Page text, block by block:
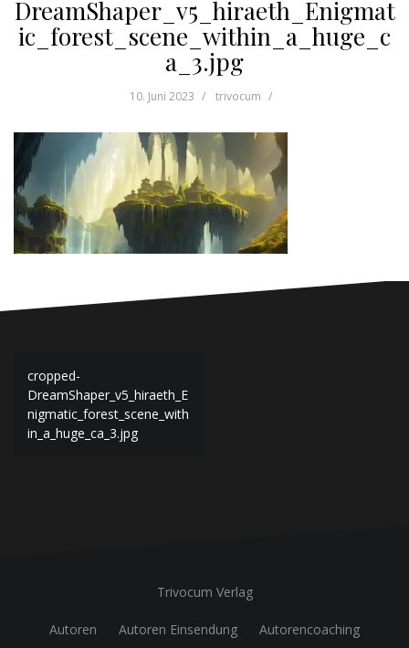
DreamShaper_v5_hiraeth_Enigmat
ic_forest_scene_within_a_huge_c
a_3.jpg
10. Juni 2023 trivocum
Beitragsnavigation
cropped-
DreamShaper_v5_hiraeth_E
nigmatic_forest_scene_with
in_a_huge_ca_3.jpg
Trivocum Verlag
Autoren Autoren Einsendung
Autorencoaching